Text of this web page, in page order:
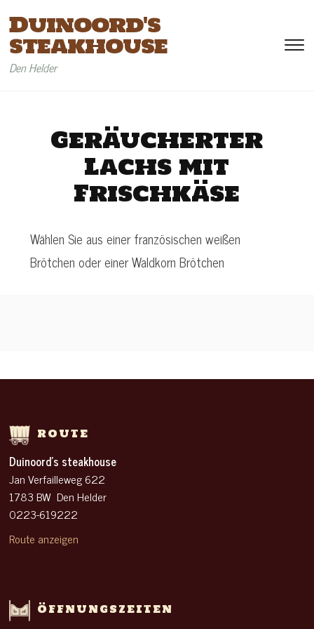
Duinoord's
steakhouse
Den Helder
Geräucherter
Lachs mit
Frischkäse
Wählen Sie aus einer französischen weißen
Brötchen oder einer Waldkorn Brötchen
ROUTE
Duinoord’s steakhouse
Jan Verfailleweg 622
1783 BW Den Helder
0223-619222
Route anzeigen
ÖFFNUNGSZEITEN